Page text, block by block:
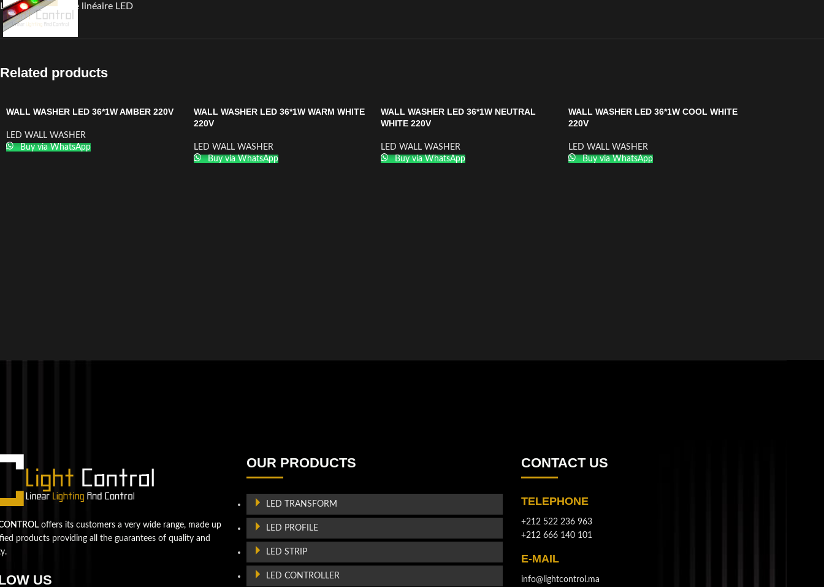
La rondelle murale linéaire LED
Related products
WALL WASHER LED 36*1W AMBER 220V
LED WALL WASHER
Buy via WhatsApp
WALL WASHER LED 36*1W WARM WHITE
220V
LED WALL WASHER
Buy via WhatsApp
WALL WASHER LED 36*1W NEUTRAL
WHITE 220V
LED WALL WASHER
Buy via WhatsApp
WALL WASHER LED 36*1W COOL WHITE
220V
LED WALL WASHER
Buy via WhatsApp
Let's take your business to
the next level!
Contact us
offers its customers a very wide range, made up
products providing all the guarantees of quality and
US
OUR PRODUCTS
LED TRANSFORM
LED PROFILE
LED STRIP
LED CONTROLLER
CONTACT US
TELEPHONE
+212 522 236 963
+212 666 140 101
E-MAIL
info@lightcontrol.ma